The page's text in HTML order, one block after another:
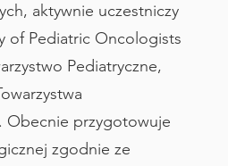
aktywnie uczestniczy
of Pediatric Oncologists
Pediatryczne,
Obecnie przygotowuje
zgodnie ze